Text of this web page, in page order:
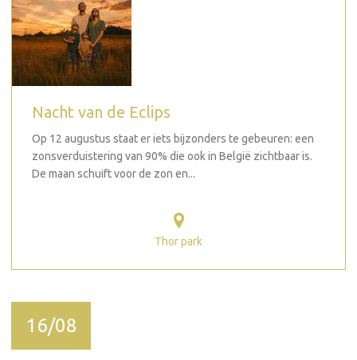
Nacht van de Eclips
Op 12 augustus staat er iets bijzonders te gebeuren: een
zonsverduistering van 90% die ook in België zichtbaar is.
De maan schuift voor de zon en...
Thor park
16/08